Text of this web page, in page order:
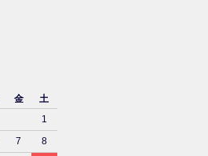
金
土
1
7
8